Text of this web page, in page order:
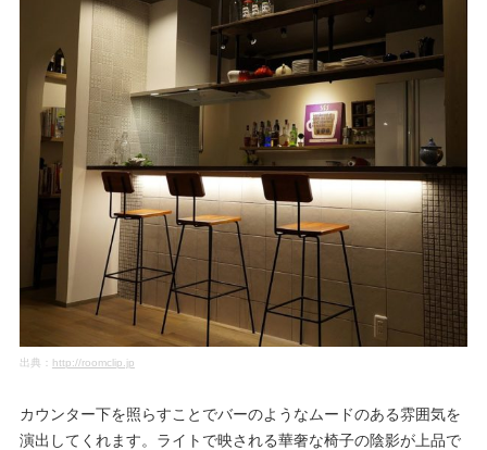
出典： http://roomclip.jp
カウンター下を照らすことでバーのようなムードのある雰囲気を
演出してくれます。ライトで映される華奢な椅子の陰影が上品で